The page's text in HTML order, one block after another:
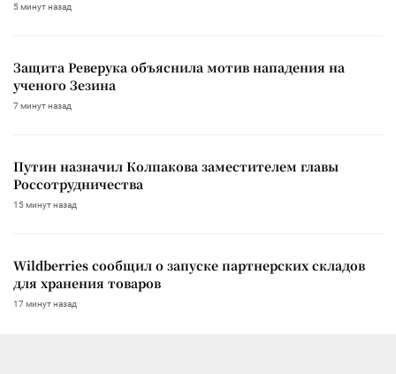
5 минут назад
Защита Реверука объяснила мотив нападения на
ученого Зезина
7 минут назад
Путин назначил Колпакова заместителем главы
Россотрудничества
15 минут назад
Wildberries сообщил о запуске партнерских складов
для хранения товаров
17 минут назад